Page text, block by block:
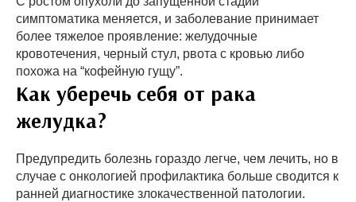
симптоматика меняется, и заболевание принимает
более тяжелое проявление: желудочные
кровотечения, черный стул, рвота с кровью либо
похожа на “кофейную гущу”.
Как уберечь себя от рака
желудка?
Предупредить болезнь гораздо легче, чем лечить, но в
случае с онкологией профилактика больше сводится к
ранней диагностике злокачественной патологии.